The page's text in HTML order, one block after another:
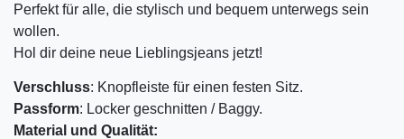
Perfekt für alle, die stylisch und bequem unterwegs sein
wollen.
Hol dir deine neue Lieblingsjeans jetzt!
Verschluss: Knopfleiste für einen festen Sitz.
Passform: Locker geschnitten / Baggy.
Material und Qualität: